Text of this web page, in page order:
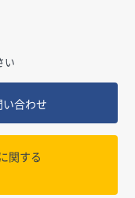
い
合わせ
関する